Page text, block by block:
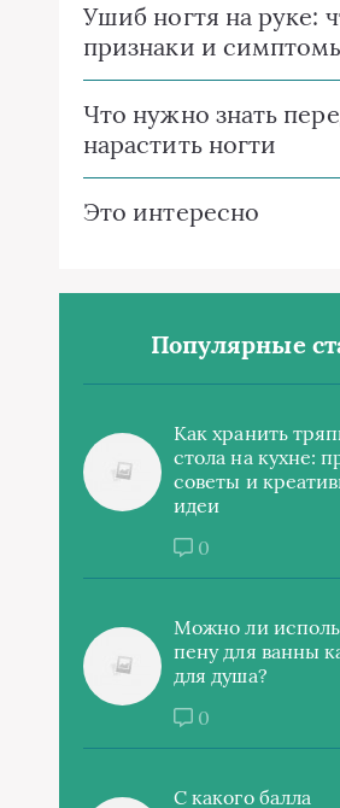
Ушиб ногтя на руке:
признаки и
Что нужно знать
нарастить ногти
Это интересно
Популярные
Как хранить
стола на кухне:
советы и
идеи
0
Можно ли
пену для ванны
для душа?
0
С какого балла